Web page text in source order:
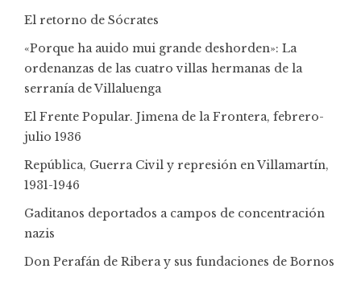
El retorno de Sócrates
«Porque ha auido mui grande deshorden»: La
ordenanzas de las cuatro villas hermanas de la
serranía de Villaluenga
El Frente Popular. Jimena de la Frontera, febrero-
julio 1936
República, Guerra Civil y represión en Villamartín,
1931-1946
Gaditanos deportados a campos de concentración
nazis
Don Perafán de Ribera y sus fundaciones de Bornos